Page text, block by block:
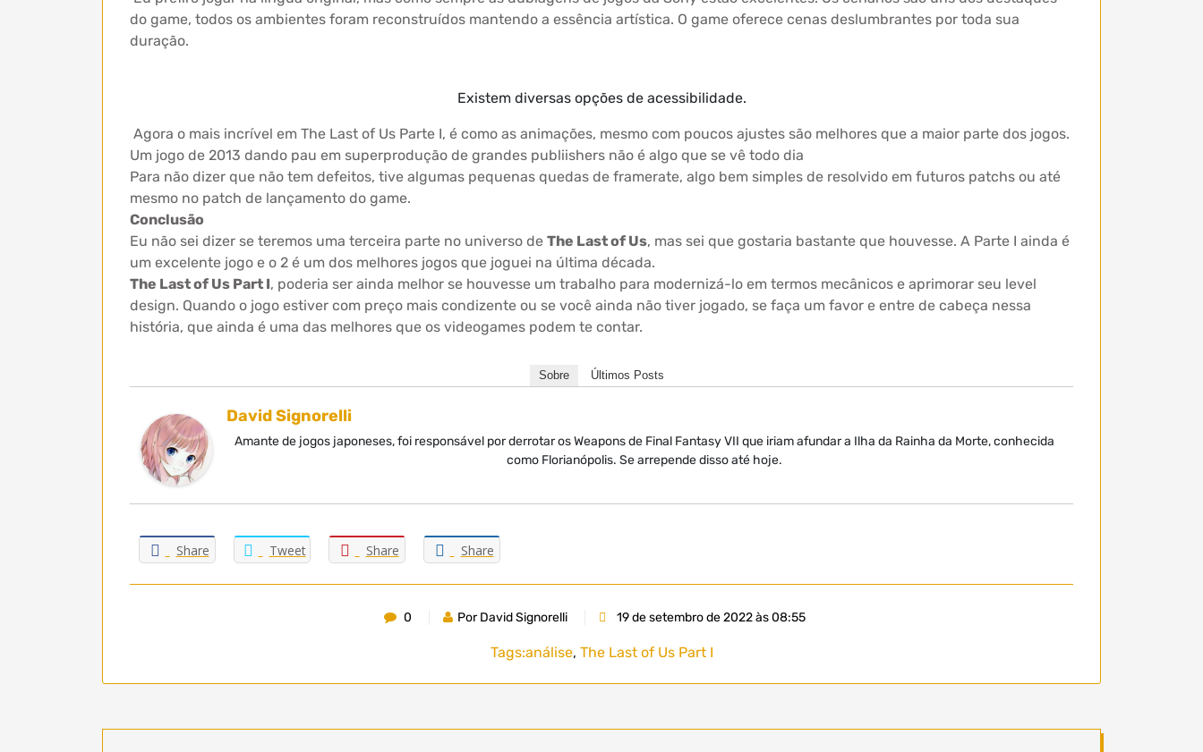
do game, todos os ambientes foram reconstruídos mantendo a essência artística. O game oferece cenas deslumbrantes por toda sua
duração.
Existem diversas opções de acessibilidade.
Agora o mais incrível em The Last of Us Parte I, é como as animações, mesmo com poucos ajustes são melhores que a maior parte dos jogos.
Um jogo de 2013 dando pau em superprodução de grandes publiishers não é algo que se vê todo dia
Para não dizer que não tem defeitos, tive algumas pequenas quedas de framerate, algo bem simples de resolvido em futuros patchs ou até
mesmo no patch de lançamento do game.
Conclusão
Eu não sei dizer se teremos uma terceira parte no universo de The Last of Us, mas sei que gostaria bastante que houvesse. A Parte I ainda é
um excelente jogo e o 2 é um dos melhores jogos que joguei na última década.
The Last of Us Part I, poderia ser ainda melhor se houvesse um trabalho para modernizá-lo em termos mecânicos e aprimorar seu level
design. Quando o jogo estiver com preço mais condizente ou se você ainda não tiver jogado, se faça um favor e entre de cabeça nessa
história, que ainda é uma das melhores que os videogames podem te contar.
Sobre Últimos Posts
David Signorelli
Amante de jogos japoneses, foi responsável por derrotar os Weapons de Final Fantasy VII que iriam afundar a Ilha da Rainha da Morte, conhecida
como Florianópolis. Se arrepende disso até hoje.
Share Tweet Share Share
0 Por David Signorelli 19 de setembro de 2022 às 08:55
Tags:análise, The Last of Us Part I